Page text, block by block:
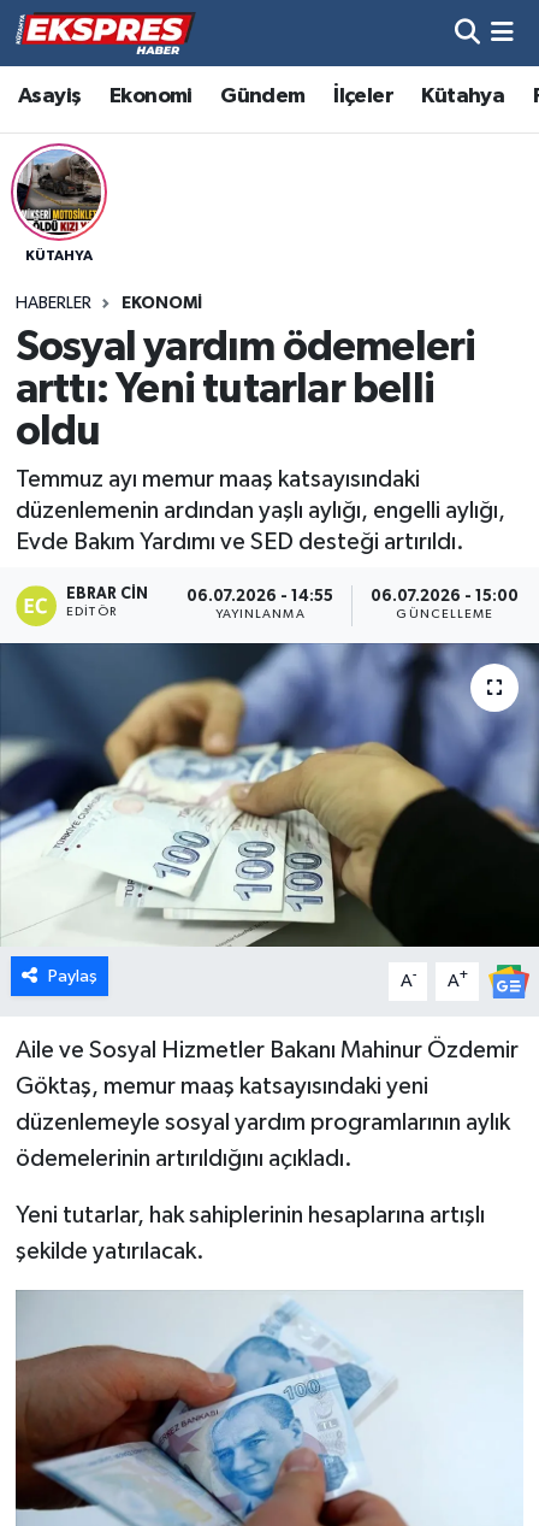
Asayiş Ekonomi Gündem İlçeler Kütahya
KÜTAHYA
HABERLER EKONOMI
Sosyal yardım ödemeleri
arttı: Yeni tutarlar belli
oldu
Temmuz ayı memur maaş katsayısındaki
düzenlemenin ardından yaşlı aylığı, engelli aylığı,
Evde Bakım Yardımı ve SED desteği artırıldı.
EBRAR CIN
EDITÖR
06.07.2026 - 14:55
YAYINLANMA
06.07.2026 - 15:00
GÜNCELLEME
Paylaş A- A+
Aile ve Sosyal Hizmetler Bakanı Mahinur Özdemir
Göktaş, memur maaş katsayısındaki yeni
düzenlemeyle sosyal yardım programlarının aylık
ödemelerinin artırıldığını açıkladı.
Yeni tutarlar, hak sahiplerinin hesaplarına artışlı
şekilde yatırılacak.
Altıntaş
Asayiş
Aslanapa
Bölge
Çavdarhisar
Dumlupınar
Dünya
Eğitim
Ekonomi
Emet
Foto Galeri
Gediz
İlçeler
Kültür Sanat
Magazin
Otomobil
Pazarlar
Hava Durumu
Trafik Durumu
Süper Lig Puan Durumu ve Fikstür
Son Dakika Haberleri
Haber Arşivi